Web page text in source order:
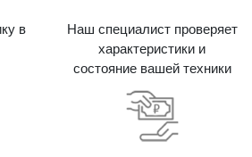
в
Наш специалист проверяет
характеристики и
состояние вашей техники